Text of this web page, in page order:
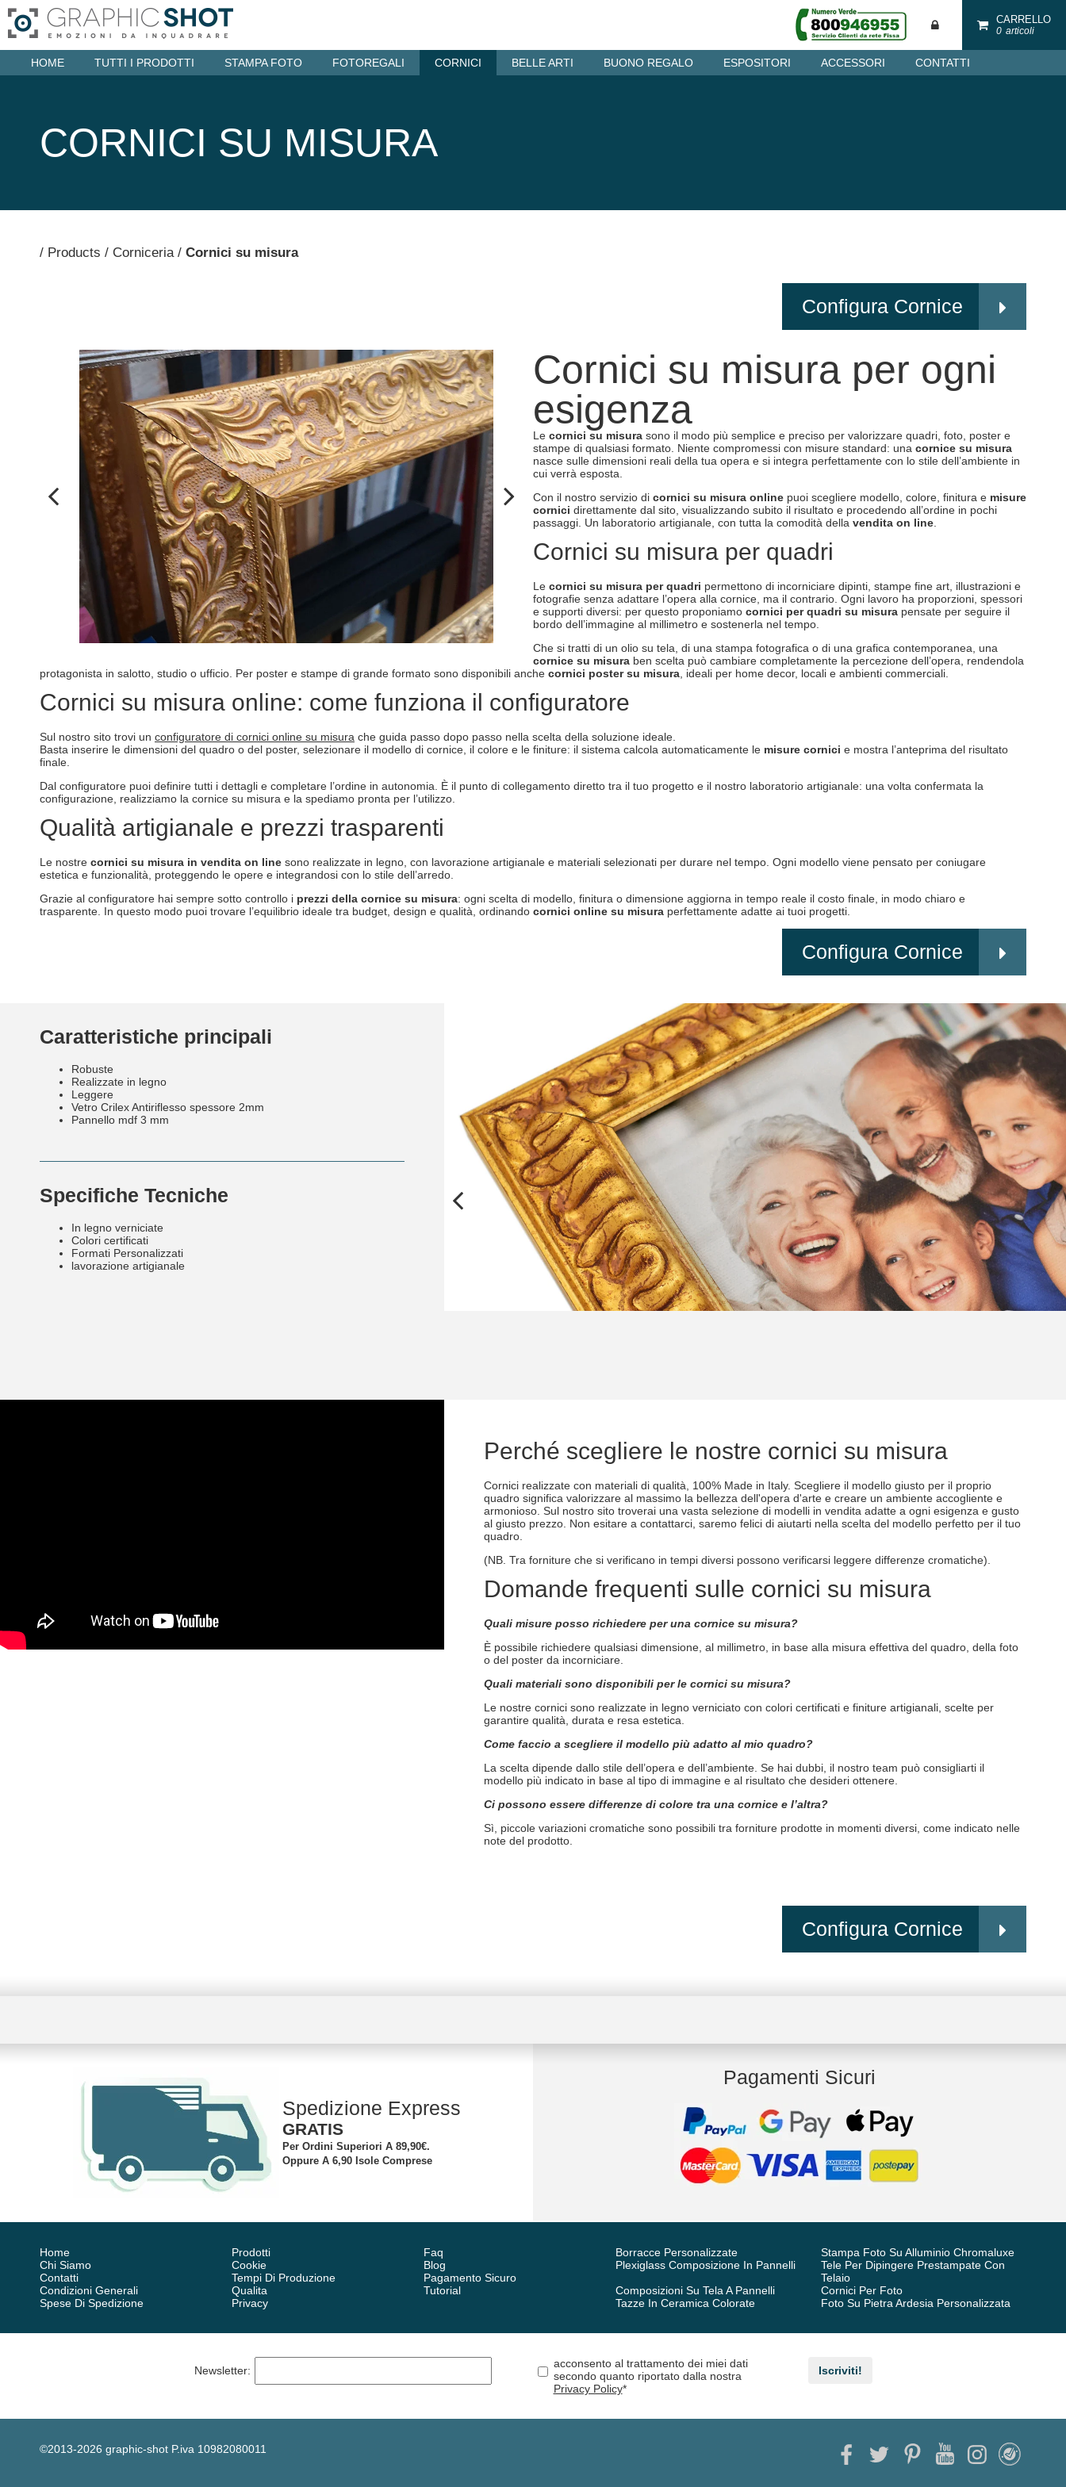
CARRELLO
0 articoli
HOME TUTTI I PRODOTTI STAMPA FOTO FOTOREGALI CORNICI BELLE ARTI BUONO REGALO ESPOSITORI ACCESSORI CONTATTI
CORNICI SU MISURA
/ Products / Corniceria/ Cornici su misura
Configura Cornice
Cornici su misura per ogni
esigenza
Le cornici su misura sono il modo più semplice e preciso per valorizzare quadri, foto, poster e
stampe di qualsiasi formato. Niente compromessi con misure standard: una cornice su misura
nasce sulle dimensioni reali della tua opera e si integra perfettamente con lo stile dell’ambiente in
cui verrà esposta.
Con il nostro servizio di cornici su misura online puoi scegliere modello, colore, finitura e misure
cornici direttamente dal sito, visualizzando subito il risultato e procedendo all’ordine in pochi
passaggi. Un laboratorio artigianale, con tutta la comodità della vendita on line
Cornici su misura per quadri
Le cornici su misura per quadri permettono di incorniciare dipinti, stampe fine art, illustrazioni e
fotografie senza adattare l’opera alla cornice, ma il contrario. Ogni lavoro ha proporzioni, spessori
e supporti diversi: per questo proponiamo cornici per quadri su misura pensate per seguire il
bordo dell’immagine al millimetro e sostenerla nel tempo.
Che si tratti di un olio su tela, di una stampa fotografica o di una grafica contemporanea, una
cornice su misura ben scelta può cambiare completamente la percezione dell’opera, rendendola
protagonista in salotto, studio o ufficio. Per poster e stampe di grande formato sono disponibili anche cornici poster su misura , ideali per home decor, locali e ambienti commerciali.
Cornici su misura online: come funziona il configuratore
Sul nostro sito trovi un configuratore di cornici online su misura che guida passo dopo passo nella scelta della soluzione ideale.
Basta inserire le dimensioni del quadro o del poster, selezionare il modello di cornice, il colore e le finiture: il sistema calcola automaticamente le misure cornici e mostra l’anteprima del risultato
finale.
Dal configuratore puoi definire tutti i dettagli e completare l’ordine in autonomia. È il punto di collegamento diretto tra il tuo progetto e il nostro laboratorio artigianale: una volta confermata la
configurazione, realizziamo la cornice su misura e la spediamo pronta per l’utilizzo.
Qualità artigianale e prezzi trasparenti
Le nostre cornici su misura in vendita on line sono realizzate in legno, con lavorazione artigianale e materiali selezionati per durare nel tempo. Ogni modello viene pensato per coniugare
estetica e funzionalità, proteggendo le opere e integrandosi con lo stile dell’arredo.
Grazie al configuratore hai sempre sotto controllo i prezzi della cornice su misura: ogni scelta di modello, finitura o dimensione aggiorna in tempo reale il costo finale, in modo chiaro e
trasparente. In questo modo puoi trovare l’equilibrio ideale tra budget, design e qualità, ordinando cornici online su misura perfettamente adatte ai tuoi progetti.
Configura Cornice
Caratteristiche principali
Robuste
Realizzate in legno
Leggere
Vetro Crilex Antiriflesso spessore 2mm
Pannello mdf 3 mm
Specifiche Tecniche
In legno verniciate
Colori certificati
Formati Personalizzati
lavorazione artigianale
Perché scegliere le nostre cornici su misura
Cornici realizzate con materiali di qualità, 100% Made in Italy. Scegliere il modello giusto per il proprio
quadro significa valorizzare al massimo la bellezza dell'opera d'arte e creare un ambiente accogliente e
armonioso. Sul nostro sito troverai una vasta selezione di modelli in vendita adatte a ogni esigenza e gusto
al giusto prezzo. Non esitare a contattarci, saremo felici di aiutarti nella scelta del modello perfetto per il tuo
quadro.
(NB. Tra forniture che si verificano in tempi diversi possono verificarsi leggere differenze cromatiche).
Domande frequenti sulle cornici su misura
Quali misure posso richiedere per una cornice su misura?
È possibile richiedere qualsiasi dimensione, al millimetro, in base alla misura effettiva del quadro, della foto
o del poster da incorniciare.
Quali materiali sono disponibili per le cornici su misura?
Le nostre cornici sono realizzate in legno verniciato con colori certificati e finiture artigianali, scelte per
garantire qualità, durata e resa estetica.
Come faccio a scegliere il modello più adatto al mio quadro?
La scelta dipende dallo stile dell’opera e dell’ambiente. Se hai dubbi, il nostro team può consigliarti il
modello più indicato in base al tipo di immagine e al risultato che desideri ottenere.
Ci possono essere differenze di colore tra una cornice e l’altra?
Sì, piccole variazioni cromatiche sono possibili tra forniture prodotte in momenti diversi, come indicato nelle
note del prodotto.
Configura Cornice
Spedizione Express
GRATIS
Per Ordini Superiori A 89,90€.
Oppure A 6,90 Isole Comprese
Pagamenti Sicuri
Home Prodotti
Faq
Chi Siamo
Cookie
Blog
Contatti
Tempi Di Produzione
Pagamento Sicuro
Condizioni Generali
Qualita
Tutorial
Spese Di Spedizione
Privacy
Borracce Personalizzate
Stampa Foto Su Alluminio Chromaluxe
Plexiglass Composizione In Pannelli
Tele Per Dipingere Prestampate Con
Telaio
Composizioni Su Tela A Pannelli
Cornici Per Foto
Tazze In Ceramica Colorate
Foto Su Pietra Ardesia Personalizzata
Newsletter:
acconsento al trattamento dei miei dati
secondo quanto riportato dalla nostra
Privacy Policy*
Iscriviti!
©2013-2026 graphic-shot P.iva 10982080011